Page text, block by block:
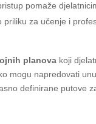
pomaže
za učenje i
planova koji
mogu napredovati
definirane putove